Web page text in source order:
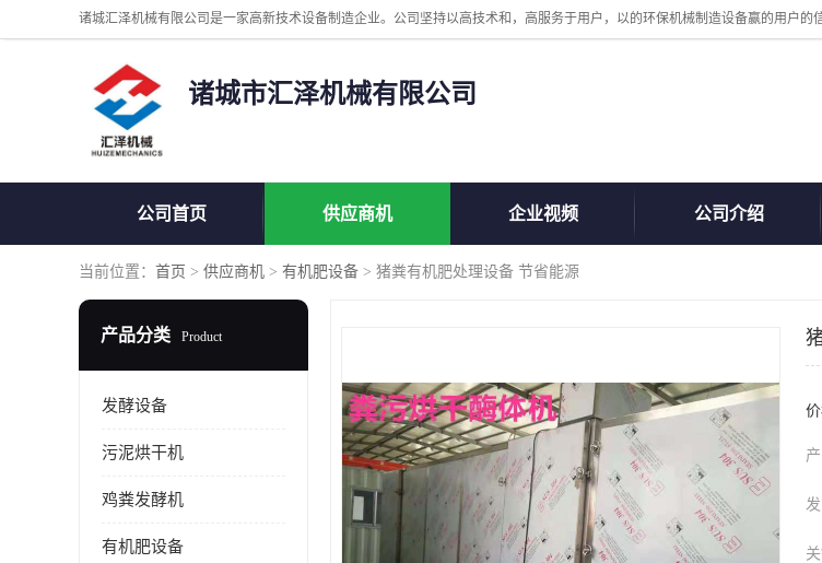
诸城市汇泽机械有限公司
公司首页 供应商机 企业视频 公司介绍
当前位置： 首页 > 供应商机 > 有机肥设备 > 猪粪有机肥处理设备 节省能源
产品分类 Product
发酵设备
污泥烘干机
鸡粪发酵机
有机肥设备
价
发